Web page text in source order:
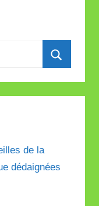
de la
dédaignées